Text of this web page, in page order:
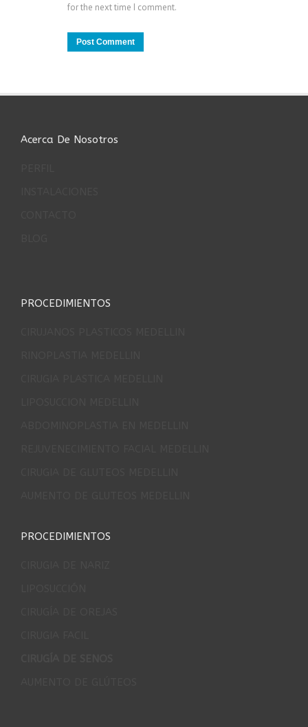
for the next time I comment.
Acerca De Nosotros
PROCEDIMIENTOS
PROCEDIMIENTOS